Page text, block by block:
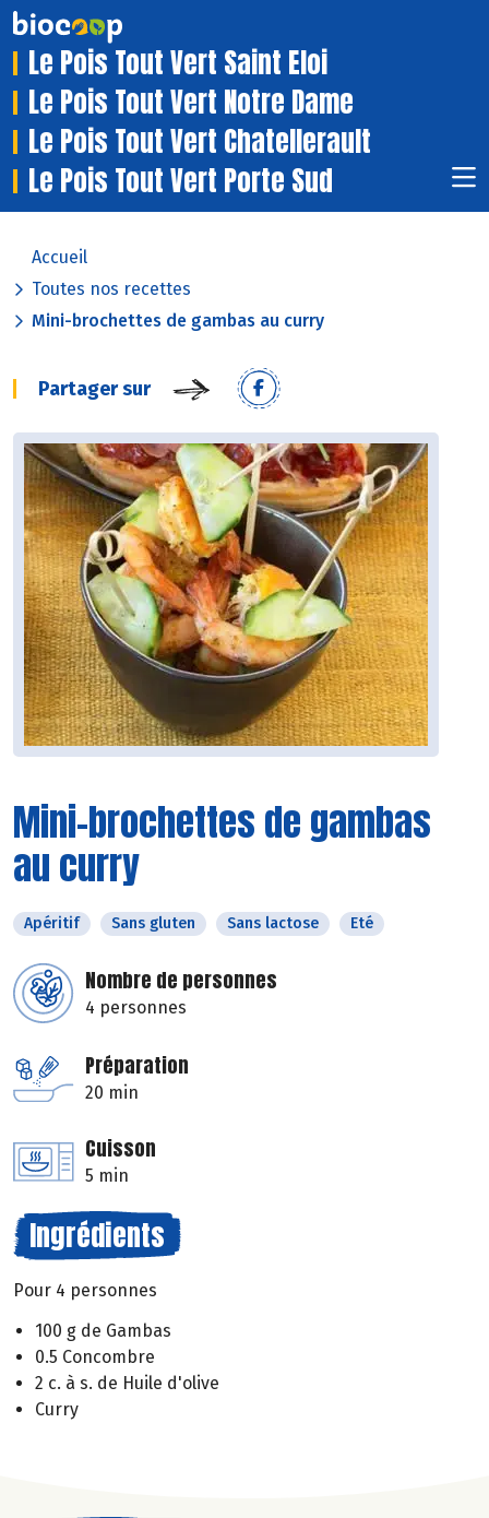
Le Pois Tout Vert Saint Eloi
Le Pois Tout Vert Notre Dame
Le Pois Tout Vert Chatellerault
Le Pois Tout Vert Porte Sud
Accueil
Toutes nos recettes
Mini-brochettes de gambas au curry
Partager sur
Mini-brochettes de gambas
au curry
Apéritif Sans gluten Sans lactose Eté
Nombre de personnes
4 personnes
Préparation
20 min
Cuisson
5 min
Ingrédients
Pour 4 personnes
100 g de Gambas
0.5 Concombre
2 c. à s. de Huile d'olive
Curry